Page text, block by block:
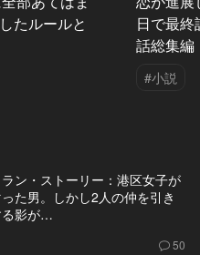
たルールと
日で最
話総集編
#小説
ン・ストーリー：港区女子が
た男。しかし2人の仲を引き
る影が…
50